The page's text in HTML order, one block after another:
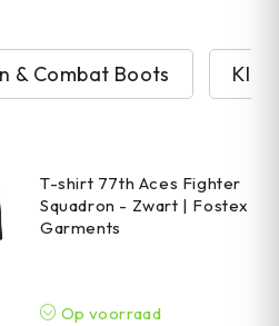
& Combat Boots
T-shirt 77th Aces Fighter
Squadron - Zwart | Fostex
Garments
Op voorraad